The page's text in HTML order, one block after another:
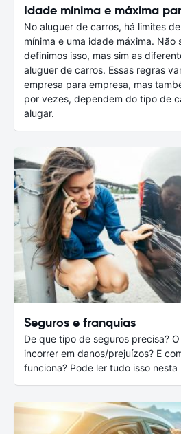
Idade mínima e máxima
No aluguer de carros, há limites
mínima e uma idade máxima. Não
definimos isso, mas sim as
aluguer de carros. Essas regras
empresa para empresa, mas
por vezes, dependem do tipo de
alugar.
Seguros e franquias
De que tipo de seguros precisa?
incorrer em danos/prejuízos? E
funciona? Pode ler tudo isso nesta